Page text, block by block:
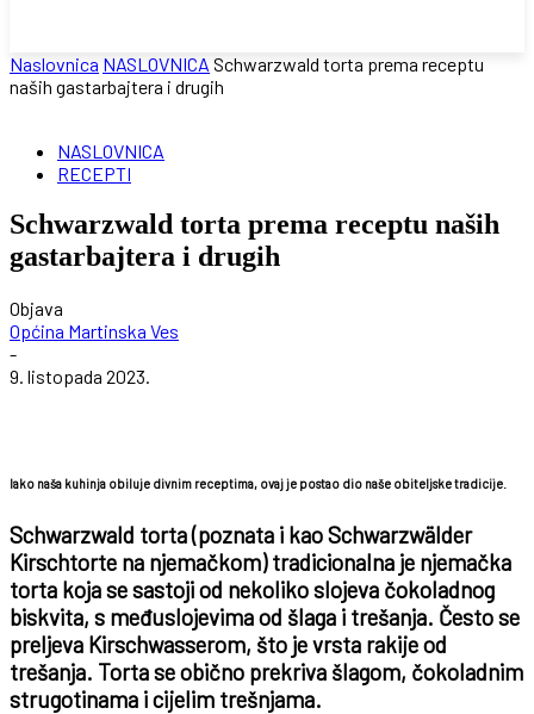
Naslovnica NASLOVNICA Schwarzwald torta prema receptu
naših gastarbajtera i drugih
NASLOVNICA
RECEPTI
Schwarzwald torta prema receptu naših
gastarbajtera i drugih
Objava
Općina Martinska Ves
-
9. listopada 2023.
Iako naša kuhinja obiluje divnim receptima, ovaj je postao dio naše obiteljske tradicije.
Schwarzwald torta (poznata i kao Schwarzwälder
Kirschtorte na njemačkom) tradicionalna je njemačka
torta koja se sastoji od nekoliko slojeva čokoladnog
biskvita, s međuslojevima od šlaga i trešanja. Često se
preljeva Kirschwasserom, što je vrsta rakije od
trešanja. Torta se obično prekriva šlagom, čokoladnim
strugotinama i cijelim trešnjama.